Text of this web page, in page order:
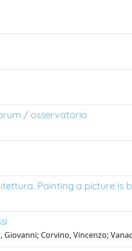
/ osservatorio
Painting a picture is
Corvino, Vincenzo;